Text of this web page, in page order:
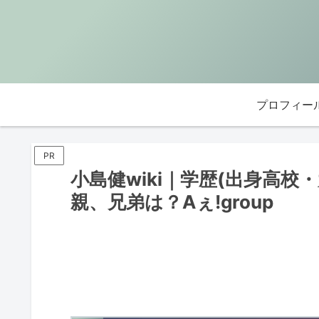
プロフィー
PR
小島健wiki｜学歴(出身高校
親、兄弟は？Aぇ!group